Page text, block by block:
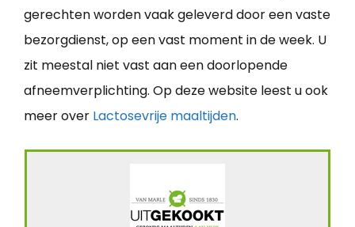
gerechten worden vaak geleverd door een vaste
bezorgdienst, op een vast moment in de week. U
zit meestal niet vast aan een doorlopende
afneemverplichting. Op deze website leest u ook
meer over Lactosevrije maaltijden.